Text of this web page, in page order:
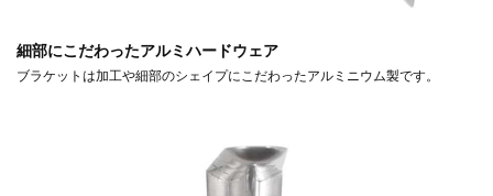
細部にこだわったアルミハードウェア
ブラケットは加工や細部のシェイプにこだわったアルミニウム製です。